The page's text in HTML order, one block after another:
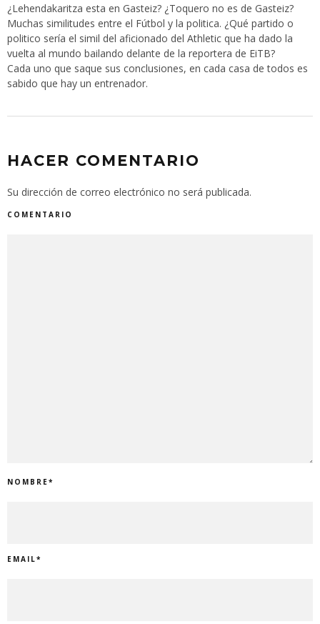
¿Lehendakaritza esta en Gasteiz? ¿Toquero no es de Gasteiz?
Muchas similitudes entre el Fútbol y la politica. ¿Qué partido o
politico sería el simil del aficionado del Athletic que ha dado la
vuelta al mundo bailando delante de la reportera de EiTB?
Cada uno que saque sus conclusiones, en cada casa de todos es
sabido que hay un entrenador.
HACER COMENTARIO
Su dirección de correo electrónico no será publicada.
COMENTARIO
NOMBRE*
EMAIL*